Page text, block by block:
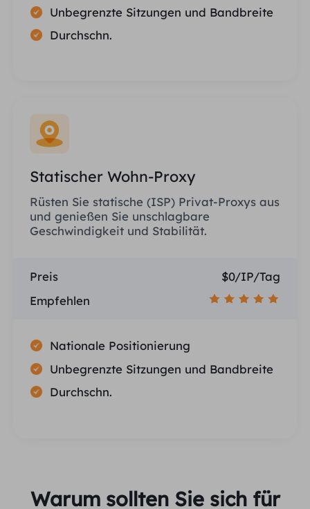
Unbegrenzte Sitzungen und Bandbreite
Durchschn.
Statischer Wohn-Proxy
Rüsten Sie statische (ISP) Privat-Proxys aus
und genießen Sie unschlagbare
Geschwindigkeit und Stabilität.
Preis
$0/IP/Tag
Empfehlen
Nationale Positionierung
Unbegrenzte Sitzungen und Bandbreite
Durchschn.
Warum sollten Sie sich für